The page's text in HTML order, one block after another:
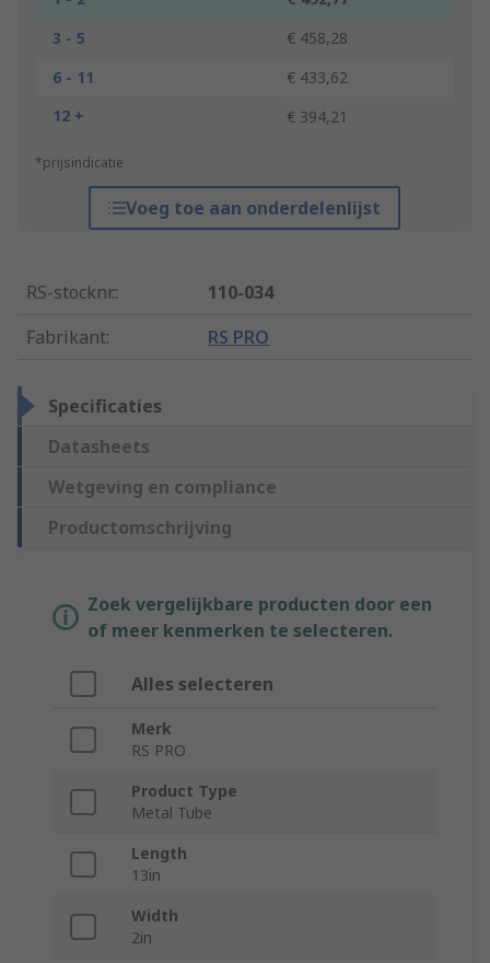
3 - 5
€ 458,28
6 - 11
€ 433,62
12 +
€ 394,21
*prijsindicatie
Voeg toe aan onderdelenlijst
RS-stocknr.:
110-034
Fabrikant: RS PRO
Specificaties
Datasheets
Wetgeving en compliance
Productomschrijving
Zoek vergelijkbare producten door een
of meer kenmerken te selecteren.
Alles selecteren
Merk
RS PRO
Product Type
Metal Tube
Length
13in
Width
2in